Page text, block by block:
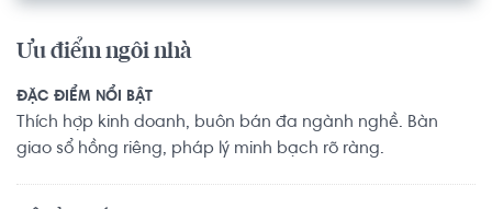
Ưu điểm ngôi nhà
ĐẶC ĐIỂM NỔI BẬT
Thích hợp kinh doanh, buôn bán đa ngành nghề. Bàn
giao sổ hồng riêng, pháp lý minh bạch rõ ràng.